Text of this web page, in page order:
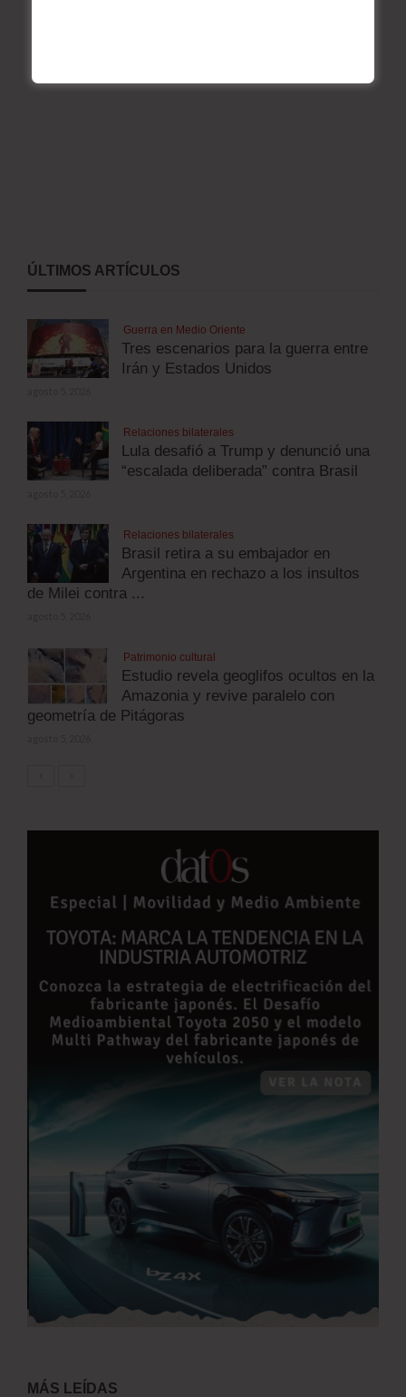
ÚLTIMOS ARTÍCULOS
Guerra en Medio Oriente
Tres escenarios para la guerra entre
Irán y Estados Unidos
Relaciones bilaterales
Lula desafió a Trump y denunció una
“escalada deliberada” contra Brasil
Relaciones bilaterales
Brasil retira a su embajador en
Argentina en rechazo a los insultos
de Milei contra ...
Patrimonio cultural
Estudio revela geoglifos ocultos en la
Amazonia y revive paralelo con
geometría de Pitágoras
MÁS LEÍDAS